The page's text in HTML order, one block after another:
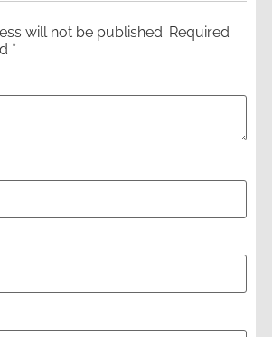
will not be published. Required
*